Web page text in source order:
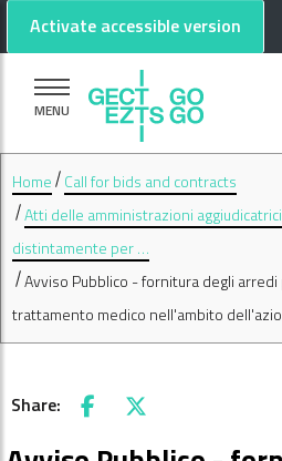
Go to main content
Go to footer
Activate accessible version
MENU
Home
Call for bids and contracts
Atti delle amministrazioni
distintamente per …
Avviso Pubblico - fornitura degli
trattamento medico nell'ambito
Share: Facebook
X